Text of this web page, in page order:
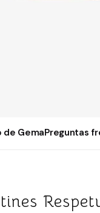
de GemaPreguntas